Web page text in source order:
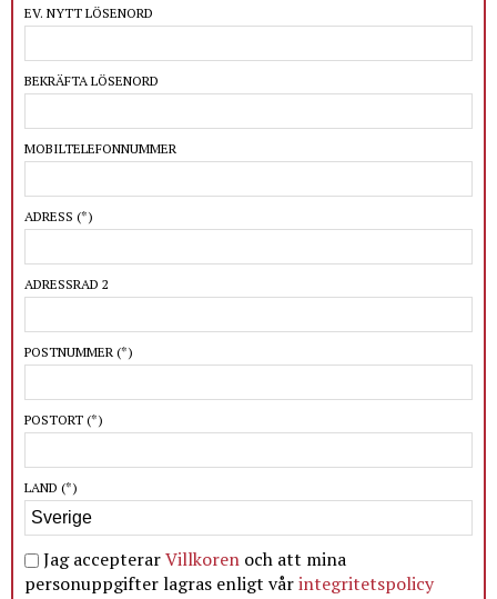
EV. NYTT LÖSENORD
BEKRÄFTA LÖSENORD
MOBILTELEFONNUMMER
ADRESS (*)
ADRESSRAD 2
POSTNUMMER (*)
POSTORT (*)
LAND (*)
Jag accepterarVillkoren och att mina
personuppgifter lagras enligt vårintegritetspolicy